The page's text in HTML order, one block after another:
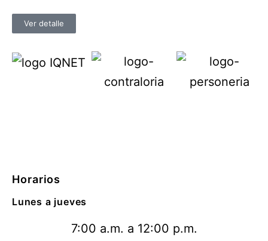
Ver detalle
Horarios
Lunes a jueves
7:00 a.m. a 12:00 p.m.